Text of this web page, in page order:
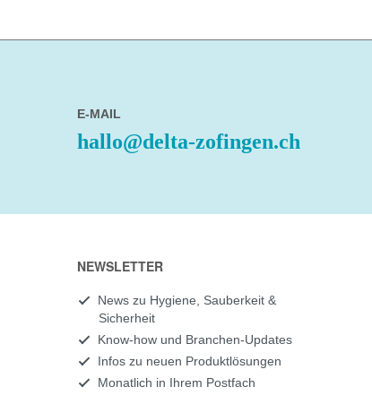
E-MAIL
hallo@delta-zofingen.ch
NEWSLETTER
News zu Hygiene, Sauberkeit &
Sicherheit
Know-how und Branchen-Updates
Infos zu neuen Produktlösungen
Monatlich in Ihrem Postfach